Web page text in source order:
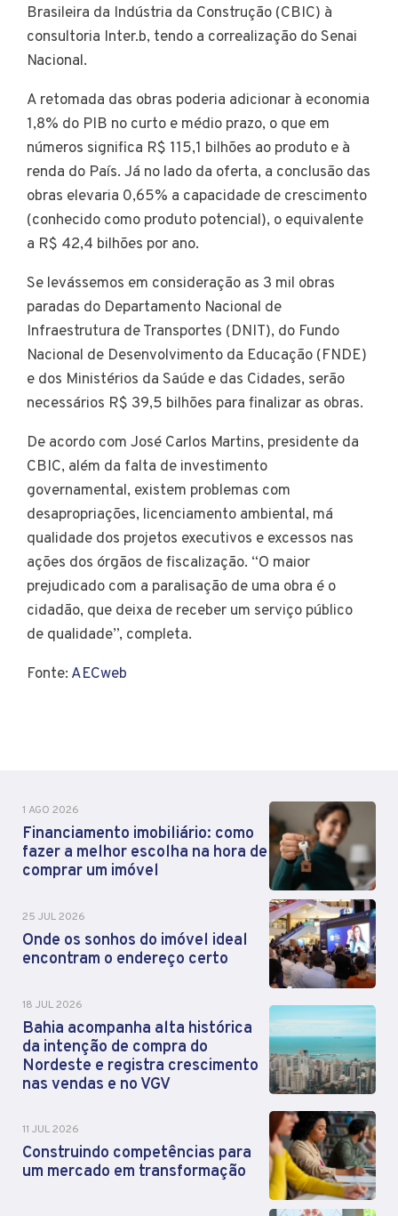
Brasileira da Indústria da Construção (CBIC) à
consultoria Inter.b, tendo a correalização do Senai
Nacional.
A retomada das obras poderia adicionar à economia
1,8% do PIB no curto e médio prazo, o que em
números significa R$ 115,1 bilhões ao produto e à
renda do País. Já no lado da oferta, a conclusão das
obras elevaria 0,65% a capacidade de crescimento
(conhecido como produto potencial), o equivalente
a R$ 42,4 bilhões por ano.
Se levássemos em consideração as 3 mil obras
paradas do Departamento Nacional de
Infraestrutura de Transportes (DNIT), do Fundo
Nacional de Desenvolvimento da Educação (FNDE)
e dos Ministérios da Saúde e das Cidades, serão
necessários R$ 39,5 bilhões para finalizar as obras.
De acordo com José Carlos Martins, presidente da
CBIC, além da falta de investimento
governamental, existem problemas com
desapropriações, licenciamento ambiental, má
qualidade dos projetos executivos e excessos nas
ações dos órgãos de fiscalização. “O maior
prejudicado com a paralisação de uma obra é o
cidadão, que deixa de receber um serviço público
de qualidade”, completa.
Fonte: AECweb
1 AGO 2026
Financiamento imobiliário: como
fazer a melhor escolha na hora de
comprar um imóvel
25 JUL 2026
Onde os sonhos do imóvel ideal
encontram o endereço certo
18 JUL 2026
Bahia acompanha alta histórica
da intenção de compra do
Nordeste e registra crescimento
nas vendas e no VGV
11 JUL 2026
Construindo competências para
um mercado em transformação